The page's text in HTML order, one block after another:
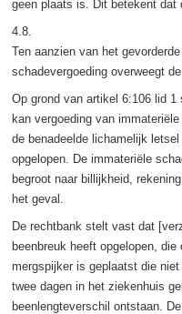
geen plaats is. Dit betekent dat
4.8.
Ten aanzien van het
schadevergoeding overweegt
Op grond van artikel 6:106 lid
kan vergoeding van
de benadeelde lichamelijk
opgelopen. De immateriële
begroot naar billijkheid,
het geval.
De rechtbank stelt vast dat
beenbreuk heeft opgelopen,
mergspijker is geplaatst die
twee dagen in het ziekenhuis
beenlengteverschil ontstaan.